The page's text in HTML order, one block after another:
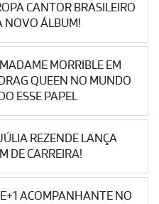
CANTOR BRASILEIRO
NOVO ÁLBUM!
MORRIBLE EM
QUEEN NO MUNDO
ESSE PAPEL
REZENDE LANÇA
DE CARREIRA!
ACOMPANHANTE NO